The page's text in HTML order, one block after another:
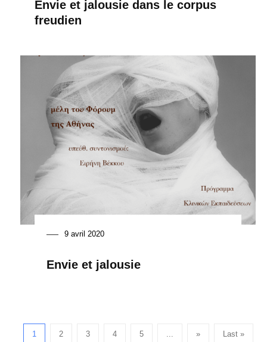
Envie et jalousie dans le corpus
freudien
9 avril 2020
Envie et jalousie
1 2 3 4 5 ... » Last »